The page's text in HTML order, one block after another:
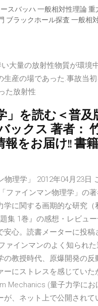
スバッハ 一般相対性理論
ブラックホール探査 一般相
大量の放射性物質が環境
産の場であった.事故当
た放射性
」を読む＜普
ックス 著者：
をお届け!! 書
物理学」 2012年04月23日
ファインマン物理学」の
に関する画期的な研究
集 1巻』の感想・レビュ
心。読書メーターに投
ァインマンのよく知られ
の教授時代、原爆開発の
にストレスを感じてい
Mechanics (量子力学に
、ネット上で公開されて